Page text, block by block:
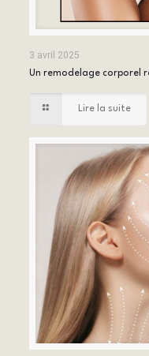
3 avril 2025
Un remodelage corporel
Lire la suite